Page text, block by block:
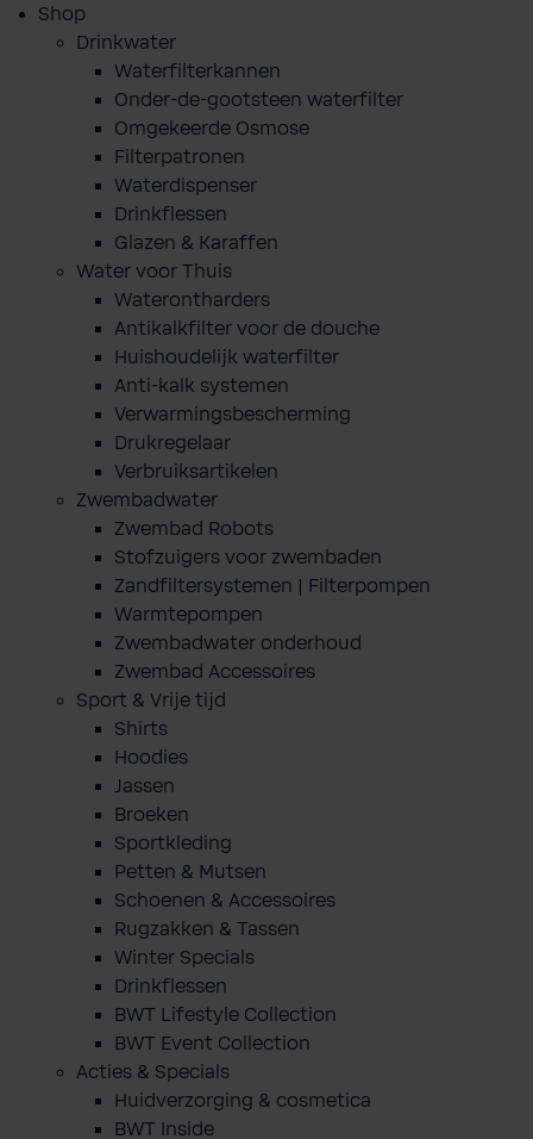
Shop
Drinkwater
Waterfilterkannen
Onder-de-gootsteen waterfilter
Omgekeerde Osmose
Filterpatronen
Waterdispenser
Drinkflessen
Glazen & Karaffen
Water voor Thuis
Waterontharders
Antikalkfilter voor de douche
Huishoudelijk waterfilter
Anti-kalk systemen
Verwarmingsbescherming
Drukregelaar
Verbruiksartikelen
Zwembadwater
Zwembad Robots
Stofzuigers voor zwembaden
Zandfiltersystemen | Filterpompen
Warmtepompen
Zwembadwater onderhoud
Zwembad Accessoires
Sport & Vrije tijd
Shirts
Hoodies
Jassen
Broeken
Sportkleding
Petten & Mutsen
Schoenen & Accessoires
Rugzakken & Tassen
Winter Specials
Drinkflessen
BWT Lifestyle Collection
BWT Event Collection
Acties & Specials
Huidverzorging & cosmetica
BWT Inside